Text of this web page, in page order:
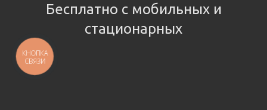
Бесплатно с мобильных и
стационарных
КНОПКА
СВЯЗИ